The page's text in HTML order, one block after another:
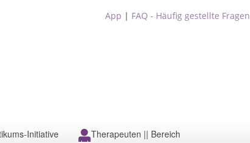
App | FAQ - Häufig gestellte Fragen
Initiative Therapeuten || Bereich